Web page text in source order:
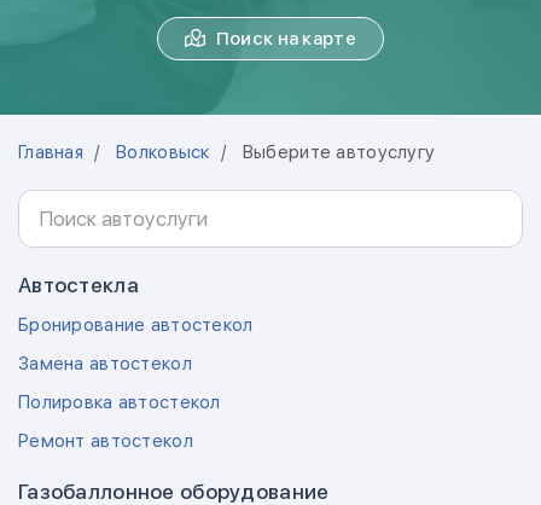
Поиск на карте
Главная Волковыск Выберите автоуслугу
Автостекла
Бронирование автостекол
Замена автостекол
Полировка автостекол
Ремонт автостекол
Газобаллонное оборудование